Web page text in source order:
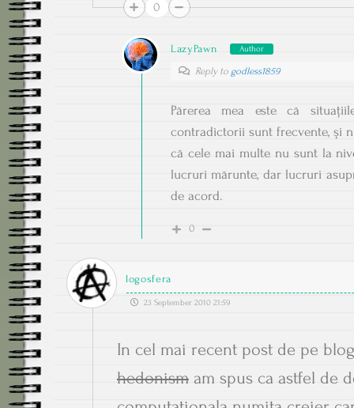
0
LazyPawn Author
Reply to godless1859
Părerea mea este că
contradictorii sunt frecvente, și
că cele mai multe nu sunt la
lucruri mărunte, dar lucruri
de acord.
0
logosfera
23 September 2010 21:59
In cel mai recent post de pe
hedonismam spus ca astfel de